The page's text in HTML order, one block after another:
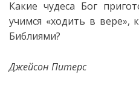
Какие чудеса Бог
учимся «ходить в вере»,
Библиями?
Джейсон Питерс